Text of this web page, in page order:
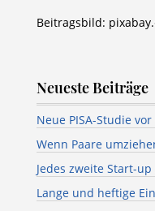
Beitragsbild:
Neueste Beiträge
Neue PISA-Studie
Wenn Paare
Jedes zweite Start-
Lange und heftige